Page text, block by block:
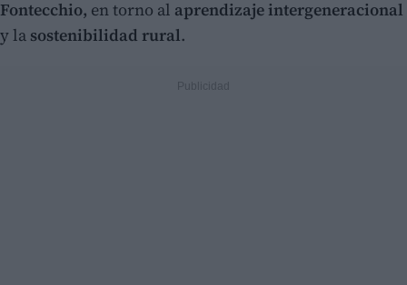
Fontecchio, en torno al aprendizaje intergeneracional
y la sostenibilidad rural.